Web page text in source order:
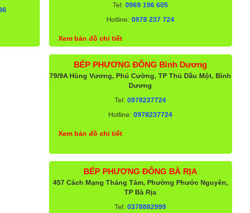
Tel:0969 196 605
Hotline:0978 237 724
Xem bản đồ chi tiết
BẾP PHƯƠNG ĐÔNG Bình Dương
79/9A Hùng Vương, Phú Cường, TP Thủ Dầu Một, Bình
Dương
Tel:0978237724
Hotline:0978237724
Xem bản đồ chi tiết
BẾP PHƯƠNG ĐÔNG BÀ RỊA
457 Cách Mạng Tháng Tám, Phường Phước Nguyên,
TP Bà Rịa
Tel:0378882999